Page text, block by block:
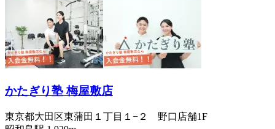
かたぎり塾 梅屋敷店
東京都大田区東蒲田１丁目１−２ 野口店舗1F